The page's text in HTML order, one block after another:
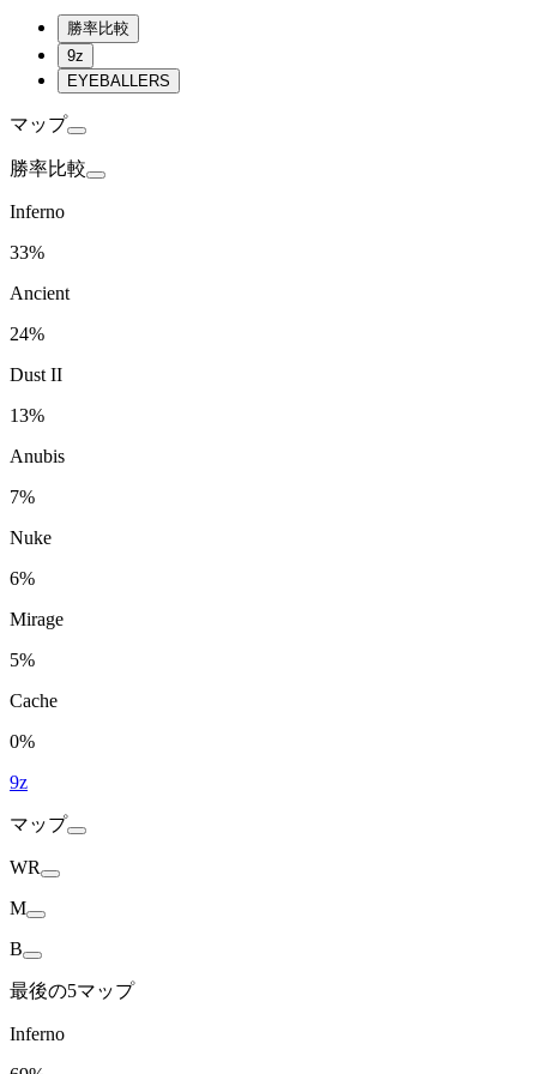
勝率比較
9z
EYEBALLERS
マップ
勝率比較
Inferno
33%
Ancient
24%
Dust II
13%
Anubis
7%
Nuke
6%
Mirage
5%
Cache
0%
9z
マップ
WR
M
B
最後の5マップ
Inferno